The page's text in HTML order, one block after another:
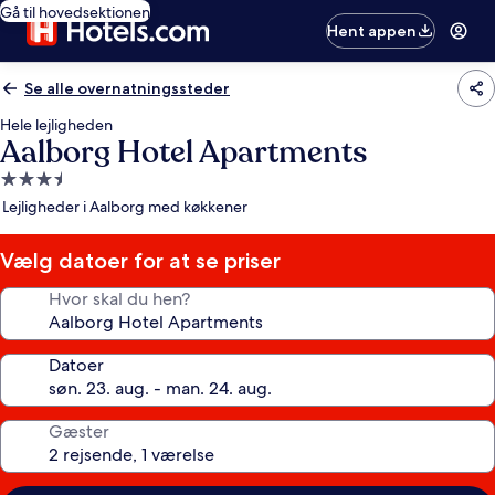
Gå til hovedsektionen
Hent appen
Se alle overnatningssteder
Hele lejligheden
Aalborg Hotel Apartments
3.5-
stjernet
Lejligheder i Aalborg med køkkener
Vælg datoer for at se priser
Hvor skal du hen?
Datoer
Gæster